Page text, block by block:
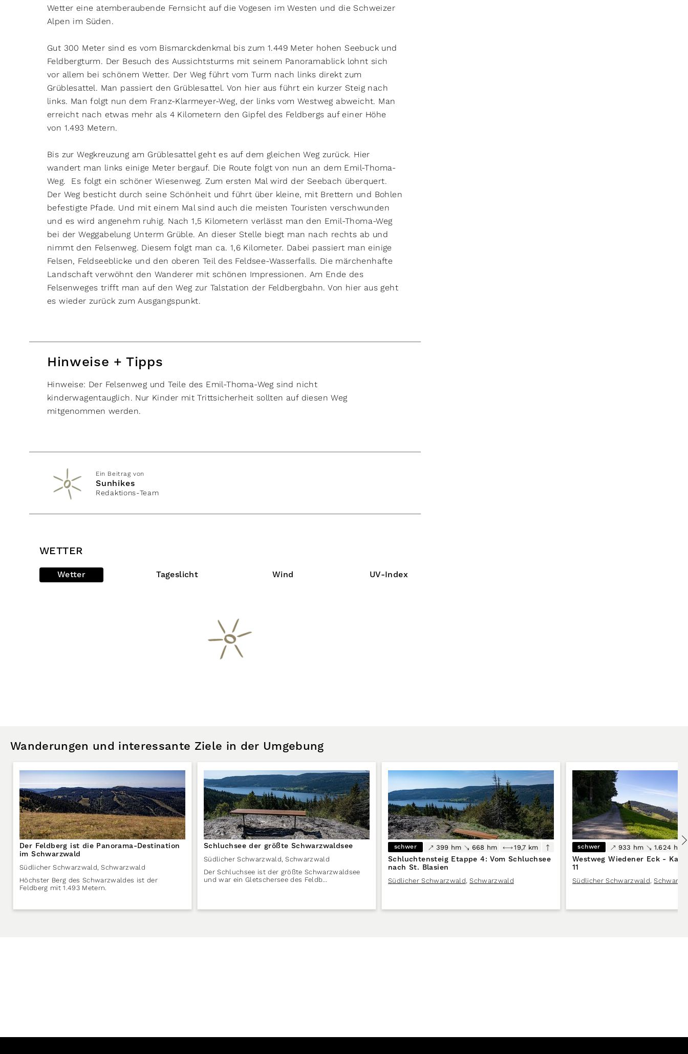
Wetter eine atemberaubende Fernsicht auf die Vogesen im Westen und die Schweizer
Alpen im Süden.
Gut 300 Meter sind es vom Bismarckdenkmal bis zum 1.449 Meter hohen Seebuck und
Feldbergturm. Der Besuch des Aussichtsturms mit seinem Panoramablick lohnt sich
vor allem bei schönem Wetter. Der Weg führt vom Turm nach links direkt zum
Grüblesattel. Man passiert den Grüblesattel. Von hier aus führt ein kurzer Steig nach
links. Man folgt nun dem Franz-Klarmeyer-Weg, der links vom Westweg abweicht. Man
erreicht nach etwas mehr als 4 Kilometern den Gipfel des Feldbergs auf einer Höhe
von 1.493 Metern.
Bis zur Wegkreuzung am Grüblesattel geht es auf dem gleichen Weg zurück. Hier
wandert man links einige Meter bergauf. Die Route folgt von nun an dem Emil-Thoma-
Weg. Es folgt ein schöner Wiesenweg. Zum ersten Mal wird der Seebach überquert.
Der Weg besticht durch seine Schönheit und führt über kleine, mit Brettern und Bohlen
befestigte Pfade. Und mit einem Mal sind auch die meisten Touristen verschwunden
und es wird angenehm ruhig. Nach 1,5 Kilometern verlässt man den Emil-Thoma-Weg
bei der Weggabelung Unterm Grüble. An dieser Stelle biegt man nach rechts ab und
nimmt den Felsenweg. Diesem folgt man ca. 1,6 Kilometer. Dabei passiert man einige
Felsen, Feldseeblicke und den oberen Teil des Feldsee-Wasserfalls. Die märchenhafte
Landschaft verwöhnt den Wanderer mit schönen Impressionen. Am Ende des
Felsenweges trifft man auf den Weg zur Talstation der Feldbergbahn. Von hier aus geht
es wieder zurück zum Ausgangspunkt.
Hinweise + Tipps
Hinweise: Der Felsenweg und Teile des Emil-Thoma-Weg sind nicht
kinderwagentauglich. Nur Kinder mit Trittsicherheit sollten auf diesen Weg
mitgenommen werden.
Ein Beitrag von
Sunhikes
Redaktions-Team
WETTER
Wetter Tageslicht Wind UV-Index
Wanderungen und interessante Ziele in der Umgebung
Der Feldberg ist die Panorama-Destination
im Schwarzwald
Südlicher Schwarzwald, Schwarzwald
Höchster Berg des Schwarzwaldes ist der
Feldberg mit 1.493 Metern.
Schluchsee der größte Schwarzwaldsee
Südlicher Schwarzwald, Schwarzwald
Der Schluchsee ist der größte Schwarzwaldsee
und war ein Gletschersee des Feldb…
schwer 399 hm 668 hm 19,7 km
Schluchtensteig Etappe 4: Vom Schluchsee
nach St. Blasien
Südlicher Schwarzwald, Schwarzwald
schwer 933 hm 1.624 hm
Westweg Wiedener Eck -
11
Südlicher Schwarzwald,